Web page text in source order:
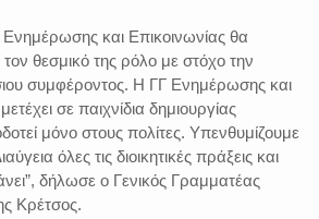
και Επικοινωνίας θα
τον θεσμικό της ρόλο με στόχο την
συμφέροντος. Η ΓΓ Ενημέρωσης και
σε παιχνίδια δημιουργίας
μόνο στους πολίτες. Υπενθυμίζουμε
όλες τις διοικητικές πράξεις και
δήλωσε ο Γενικός Γραμματέας
Κρέτσος.